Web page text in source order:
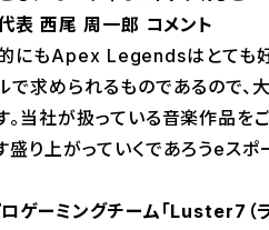
表 西尾 周一郎 コメント
にもApex Legendsはとても好
で求められるものであるので
。当社が扱っている音楽作品を
盛り上がっていくであろうeス
ゲーミングチーム「Luster7（ラ